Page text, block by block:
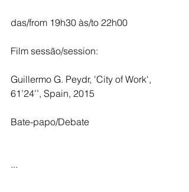
das/from 19h30 às/to 22h00
Film sessão/session:
Guillermo G. Peydr, 'City of Work',
61’24’’, Spain, 2015
Bate-papo/Debate
...